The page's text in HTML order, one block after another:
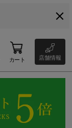
カート 店舗情報